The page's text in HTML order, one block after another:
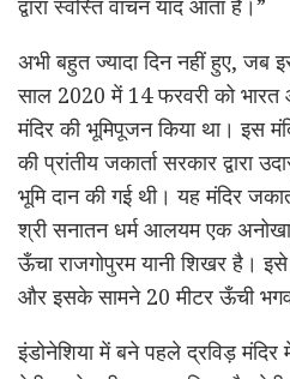
अभी बहुत ज्यादा दिन नहीं हुए, जब
साल 2020 में 14 फरवरी को भारत
मंदिर की भूमिपूजन किया था। इस
की प्रांतीय जकार्ता सरकार द्वारा
भूमि दान की गई थी। यह मंदिर
श्री सनातन धर्म आलयम एक
ऊँचा राजगोपुरम यानी शिखर है। इसे
और इसके सामने 20 मीटर ऊँची
इंडोनेशिया में बने पहले द्रविड़